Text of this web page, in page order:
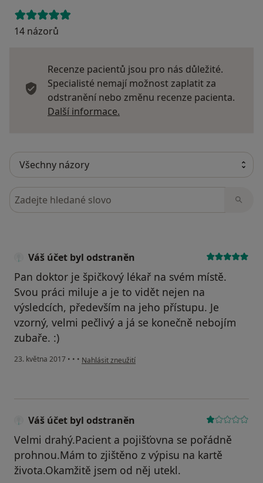
14 názorů
Recenze pacientů jsou pro nás důležité.
Specialisté nemají možnost zaplatit za
odstranění nebo změnu recenze pacienta.
Další informace.
Hledejte v názorech
Váš účet byl odstraněn
Pan doktor je špičkový lékař na svém místě.
Svou práci miluje a je to vidět nejen na
výsledcích, především na jeho přístupu. Je
vzorný, velmi pečlivý a já se konečně nebojím
zubaře. :)
23. května 2017 • • • podle názoru uživatele Váš účet byl odstraněn
Nahlásit zneužití
Váš účet byl odstraněn
Velmi drahý.Pacient a pojišťovna se pořádně
prohnou.Mám to zjištěno z výpisu na kartě
života.Okamžitě jsem od něj utekl.